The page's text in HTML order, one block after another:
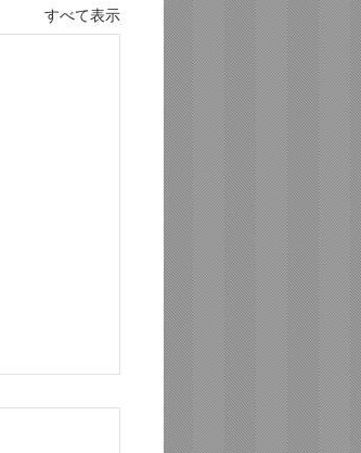
すべて表示